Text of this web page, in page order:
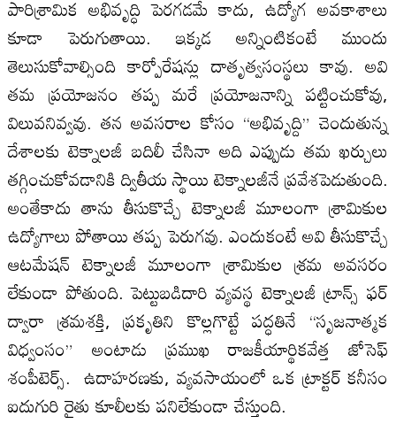
పారిశ్రామిక అభివృద్ధి పెరగడమే కాదు, ఉద్యోగ అవకాశాలు
కూడా పెరుగుతాయి. ఇక్కడ అన్నింటికంటే ముందు
తెలుసుకోవాల్సింది కార్పోరేషన్లు దాతృత్వసంస్థలు కావు. అవి
తమ ప్రయోజనం తప్ప మరే ప్రయోజనాన్ని పట్టించుకోవు,
విలువనివ్వవు. తన అవసరాల కోసం “అభివృద్ది” చెందుతున్న
దేశాలకు టెక్నాలజీ బదిలీ చేసినా అది ఎప్పుడు తమ ఖర్చులు
తగ్గించుకోవడానికి ద్వితీయ స్థాయి టెక్నాలజీనే ప్రవేశపెడుతుంది.
అంతేకాదు తాను తీసుకొచ్చే టెక్నాలజీ మూలంగా శ్రామికుల
ఉద్యోగాలు పోతాయి తప్ప పెరుగవు. ఎందుకంటే అవి తీసుకొచ్చే
ఆటమేషన్ టెక్నాలజీ మూలంగా శ్రామికుల శ్రమ అవసరం
లేకుండా పోతుంది. పెట్టుబడిదారి వ్యవస్థ టెక్నాలజీ ట్రాన్స్ ఫర్
ద్వారా శ్రమశక్తి, ప్రకృతిని కొల్లగొట్టే పద్ధతినే “సృజనాత్మక
విధ్వంసం” అంటాడు ప్రముఖ రాజకీయార్థికవేత్త జోసెఫ్
శంపీటెర్స్. ఉదాహరణకు, వ్యవసాయంలో ఒక ట్రాక్టర్ కనీసం
ఐదుగురి రైతు కూలీలకు పనిలేకుండా చేస్తుంది.